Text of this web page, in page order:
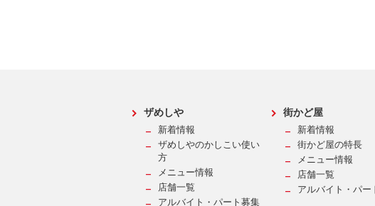
ザめしや
新着情報
ザめしやのかしこい使い
方
メニュー情報
店舗一覧
アルバイト・パート募集
街かど屋
新着情報
街かど屋の特長
メニュー情報
店舗一覧
アルバイト・パー